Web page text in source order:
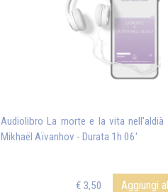
Audiolibro La morte e la vita nell'aldià
Mikhaël Aïvanhov - Durata 1h 06'
€ 3,50 Aggiungi